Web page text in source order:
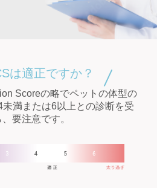
は適正ですか？
Scoreの略でペットの体型の
満または6以上との診断を受
要注意です。